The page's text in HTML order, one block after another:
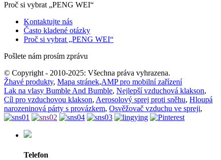
Proč si vybrat „PENG WEI“
Kontaktujte nás
Často kladené otázky
Proč si vybrat „PENG WEI“
Pošlete nám prosím zprávu
© Copyright - 2010-2025: Všechna práva vyhrazena.
Žhavé produkty, Mapa stránek,AMP pro mobilní zařízení
Lak na vlasy Bumble And Bumble, Nejlepší vzduchová klakson,
Cíl pro vzduchovou klakson, Aerosolový sprej proti sněhu, Hloupá
narozeninová párty s provázkem, Osvěžovač vzduchu ve spreji,
Telefon